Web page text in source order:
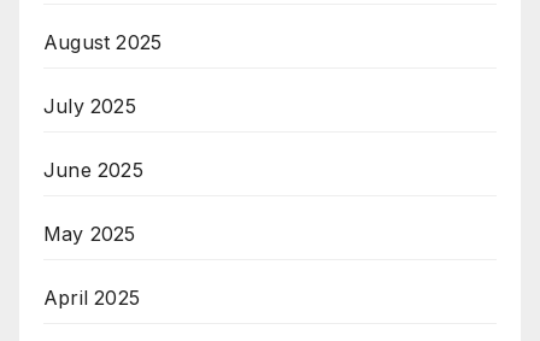
August 2025
July 2025
June 2025
May 2025
April 2025